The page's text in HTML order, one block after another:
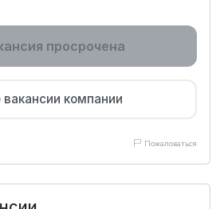
просрочена
вакансии компании
Пожаловаться